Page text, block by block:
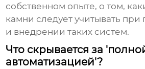
собственном опыте, о том,
камни следует учитывать
и внедрении таких систем.
Что скрывается за
автоматизацией'?